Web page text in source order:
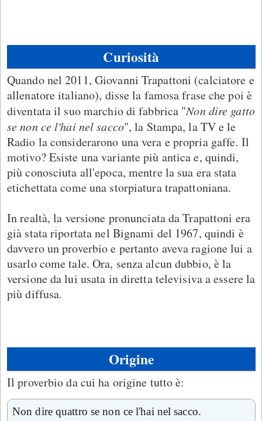
Curiosità
Quando nel 2011, Giovanni Trapattoni (calciatore e
allenatore italiano), disse la famosa frase che poi è
diventata il suo marchio di fabbrica "Non dire gatto
se non ce l'hai nel sacco", la Stampa, la TV e le
Radio la considerarono una vera e propria gaffe. Il
motivo? Esiste una variante più antica e, quindi,
più conosciuta all'epoca, mentre la sua era stata
etichettata come una storpiatura trapattoniana.
In realtà, la versione pronunciata da Trapattoni era
già stata riportata nel Bignami del 1967, quindi è
davvero un proverbio e pertanto aveva ragione lui a
usarlo come tale. Ora, senza alcun dubbio, è la
versione da lui usata in diretta televisiva a essere la
più diffusa.
Origine
Il proverbio da cui ha origine tutto è:
Non dire quattro se non ce l'hai nel sacco.